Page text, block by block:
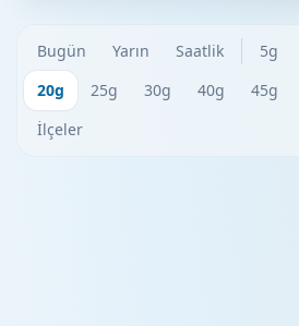
Bugün Yarın Saatlik 5g
20g
25g 30g 40g 45g
İlçeler